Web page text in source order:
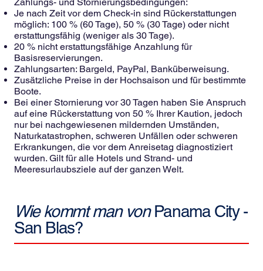
Je nach Zeit vor dem Check-in sind Rückerstattungen
möglich: 100 % (60 Tage), 50 % (30 Tage) oder nicht
erstattungsfähig (weniger als 30 Tage).
20 % nicht erstattungsfähige Anzahlung für
Basisreservierungen.
Zahlungsarten: Bargeld, PayPal, Banküberweisung.
Zusätzliche Preise in der Hochsaison und für bestimmte
Boote.
Bei einer Stornierung vor 30 Tagen haben Sie Anspruch
auf eine Rückerstattung von 50 % Ihrer Kaution, jedoch
nur bei nachgewiesenen mildernden Umständen,
Naturkatastrophen, schweren Unfällen oder schweren
Erkrankungen, die vor dem Anreisetag diagnostiziert
wurden. Gilt für alle Hotels und Strand- und
Meeresurlaubsziele auf der ganzen Welt.
Wie kommt man von Panama City -
San Blas?